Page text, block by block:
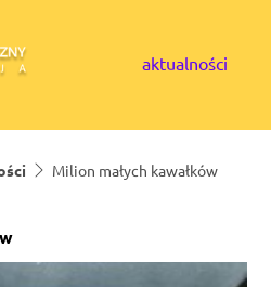
aktualności
Milion małych kawałków